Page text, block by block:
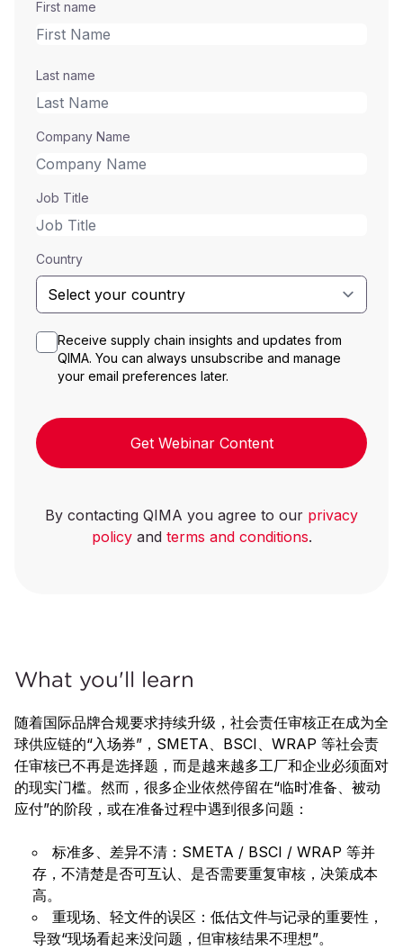
First name
Last name
Company Name
Job Title
Country
Receive supply chain insights and updates from
QIMA. You can always unsubscribe and manage
your email preferences later.
Get Webinar Content
By contacting QIMA you agree to our privacy
policyand terms and conditions.
What you'll learn
随着国际品牌合规要求持续升级，社会责任审核正在成为全
球供应链的“入场券”，SMETA、BSCI、WRAP 等社会责
任审核已不再是选择题，而是越来越多工厂和企业必须面对
的现实门槛。然而，很多企业依然停留在“临时准备、被动
应付”的阶段，或在准备过程中遇到很多问题：
标准多、差异不清：SMETA / BSCI / WRAP 等并
存，不清楚是否可互认、是否需要重复审核，决策成本
高。
重现场、轻文件的误区：低估文件与记录的重要性，
导致“现场看起来没问题，但审核结果不理想”。